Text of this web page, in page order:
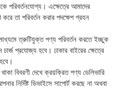
পরিবর্তনযোগ্য। এক্ষেত্রে আমাদের
করে তা পরিবর্তন করার পদক্ষেপ গ্রহন
ত্রুটিযুক্ত পণ্য পরিবর্তন করতে ইচ্ছুক
প্রযোজ্য হবে। ঢাকার বাইরের ক্ষেত্রে
বিবরণী দেখে ক্রয়ক্রিত পণ্য ডেলিভারি
নির্দিষ্ট ডিভাইসে সাপোর্ট করছে না অথবা